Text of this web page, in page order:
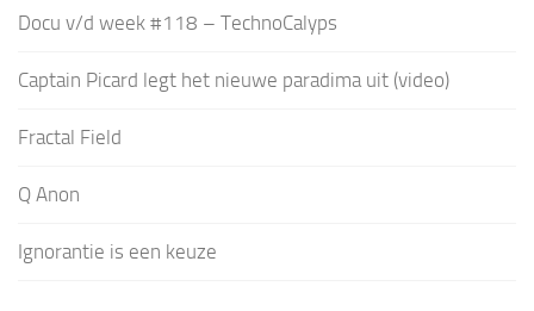
Docu v/d week #118 – TechnoCalyps
Captain Picard legt het nieuwe paradima uit (video)
Fractal Field
Q Anon
Ignorantie is een keuze